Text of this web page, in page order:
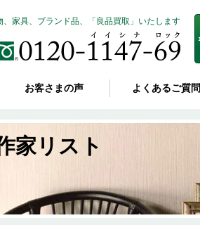
、家具、ブランド品、「良品買取」いたします
お客さまの声 よくあるご質問
家リスト